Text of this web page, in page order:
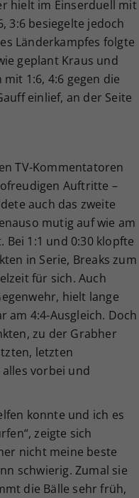
hielt im Einserduell mit
3:6 besiegelte jedoch
Länderkampfes folgte
geplant Kraus und
1:6, 4:6 gegen die
einlief, an der Seite
TV-Kommentatoren
Auftritte –
auch das zweite
mutig auf wie am
1:1 und 0:30 klopfte
in Serie, Breaks zum
für sich. Auch
hielt lange
am 4:4-Ausgleich. Doch
zu der Grabher
letzten
vorbei und
konnte und ich es
zeigte sich
nicht meine beste
schwierig. Zumal sie
die Bälle sehr früh,